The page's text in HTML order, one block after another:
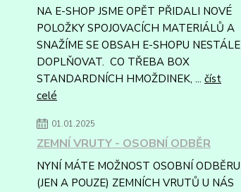
NA E-SHOP JSME OPĚT PŘIDALI NOVÉ
POLOŽKY SPOJOVACÍCH MATERIÁLŮ A
SNAŽÍME SE OBSAH E-SHOPU NESTÁLE
DOPLŇOVAT. CO TŘEBA BOX
STANDARDNÍCH HMOŽDINEK, ... číst
celé
01.01.2025
ZEMNÍ VRUTY - OSOBNÍ ODBĚR
NYNÍ MÁTE MOŽNOST OSOBNÍ ODBĚRU
(JEN A POUZE) ZEMNÍCH VRUTŮ U NÁS